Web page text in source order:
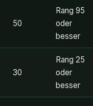
50
Rang 95
oder
besser
30
Rang 25
oder
besser